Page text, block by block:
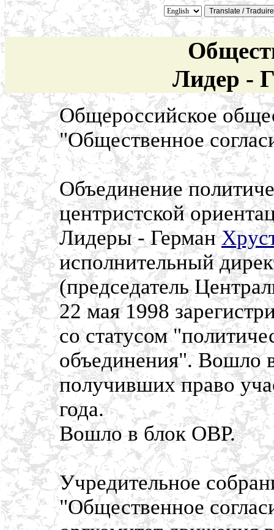
Лидер -
Общероссийское
"Общественное
Объединение
центристской
Лидеры - Герман
исполнительный
(председатель
22 мая 1998
со статусом
объединения". Вошло
получивших право
года.
Вошло в блок ОВР.
Учредительное
"Общественное